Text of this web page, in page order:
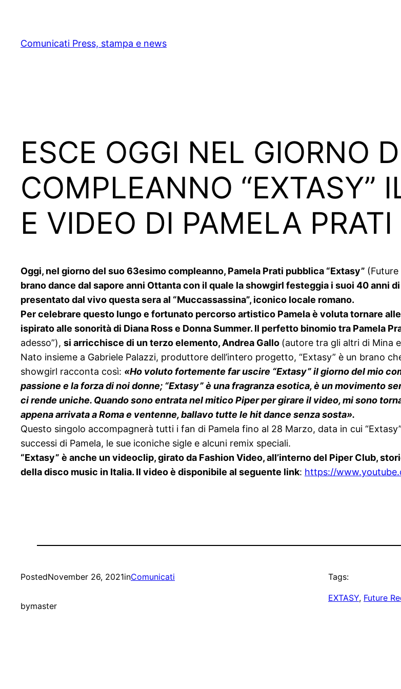
content
Comunicati Press, stampa e news
ESCE OGGI NEL GIORNO
COMPLEANNO “EXTASY”
E VIDEO DI PAMELA PRATI
Oggi, nel giorno del suo 63esimo compleanno, Pamela Prati pubblica “Extasy”
brano dance dal sapore anni Ottanta con il quale la showgirl festeggia i suoi 40 anni
presentato dal vivo questa sera al “Muccassassina”, iconico locale romano.
Per celebrare questo lungo e fortunato percorso artistico Pamela è voluta tornare
ispirato alle sonorità di Diana Ross e Donna Summer. Il perfetto binomio tra Pamela
adesso”), si arricchisce di un terzo elemento, Andrea Gallo (autore tra gli altri di Mina
Nato insieme a Gabriele Palazzi, produttore dell’intero progetto, “Extasy” è un brano
showgirl racconta così: «Ho voluto fortemente far uscire “Extasy” il giorno del mio
passione e la forza di noi donne; “Extasy” è una fragranza esotica, è un movimento
ci rende uniche. Quando sono entrata nel mitico Piper per girare il video, mi sono
appena arrivata a Roma e ventenne, ballavo tutte le hit dance senza sosta».
Questo singolo accompagnerà tutti i fan di Pamela fino al 28 Marzo, data in cui
successi di Pamela, le sue iconiche sigle e alcuni remix speciali.
“Extasy” è anche un videoclip, girato da Fashion Video, all’interno del Piper Club,
della disco music in Italia. Il video è disponibile al seguente link: https://
PostedNovember 26, 2021inComunicati
bymaster
Tags:
EXTASY, Future